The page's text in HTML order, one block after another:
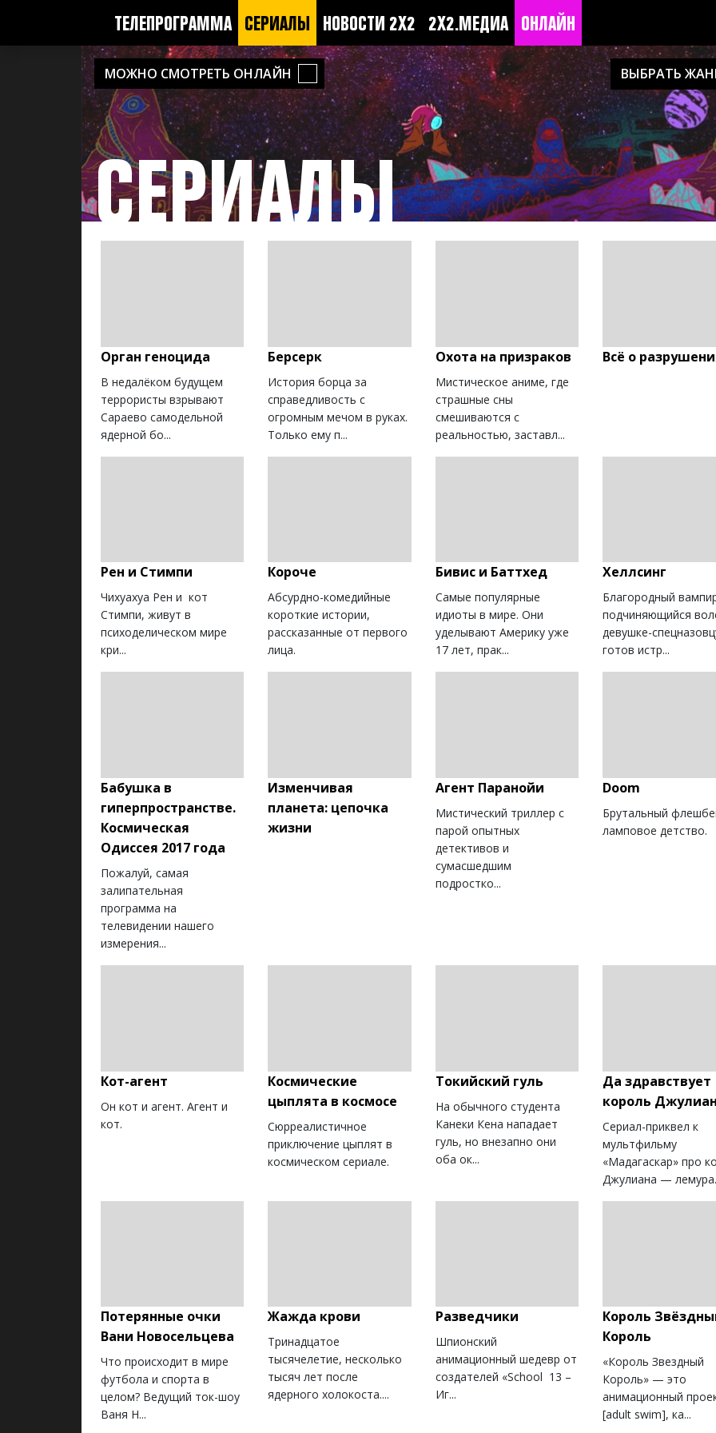
ТЕЛЕПРОГРАММА СЕРИАЛЫ НОВОСТИ 2Х2 2Х2.МЕДИА ОНЛАЙН
МОЖНО СМОТРЕТЬ ОНЛАЙН ВЫБРАТЬ
СЕРИАЛЫ
Орган геноцида
В недалёком будущем
террористы взрывают
Сараево самодельной
ядерной бо...
Берсерк
История борца за
справедливость с
огромным мечом в руках.
Только ему п...
Охота на призраков
Мистическое аниме, где
страшные сны
смешиваются с
реальностью, заставл...
Всё о
Рен и Стимпи
Чихуахуа Рен и кот
Стимпи, живут в
психоделическом мире
кри...
Короче
Абсурдно-комедийные
короткие истории,
рассказанные от первого
лица.
Бивис и Баттхед
Самые популярные
идиоты в мире. Они
уделывают Америку уже
17 лет, прак...
Хеллсинг
Благородный
подчиняющийся
девушке-
готов истр...
Бабушка в
гиперпространстве.
Космическая
Одиссея 2017 года
Пожалуй, самая
залипательная
программа на
телевидении нашего
измерения...
Изменчивая
планета: цепочка
жизни
Агент Паранойи
Мистический триллер с
парой опытных
детективов и
сумасшедшим
подростко...
Doom
Брутальный
ламповое детство.
Кот-агент
Он кот и агент. Агент и
кот.
Космические
цыплята в космосе
Сюрреалистичное
приключение цыплят в
космическом сериале.
Токийский гуль
На обычного студента
Канеки Кена нападает
гуль, но внезапно они
оба ок...
Да здравствует
король
Сериал-приквел к
мультфильму
«Мадагаскар» про
Джулиана —
Потерянные очки
Вани Новосельцева
Что происходит в мире
футбола и спорта в
целом? Ведущий ток-шоу
Ваня Н...
Жажда крови
Тринадцатое
тысячелетие, несколько
тысяч лет после
ядерного холокоста....
Разведчики
Шпионский
анимационный шедевр от
создателей «School 13 –
Иг...
Король
Король
«Король Звездный
Король» — это
анимационный
[adult swim], ка...